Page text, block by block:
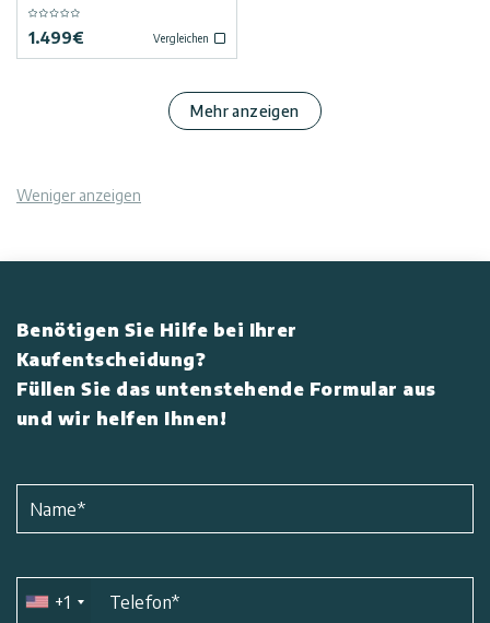
1.499€ Vergleichen
Mehr anzeigen
Weniger anzeigen
Benötigen Sie Hilfe bei Ihrer
Kaufentscheidung?
Füllen Sie das untenstehende Formular aus
und wir helfen Ihnen!
Name*
+1 Telefon*